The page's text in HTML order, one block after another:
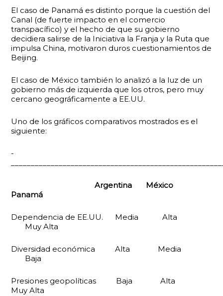
El caso de Panamá es distinto porque la cuestión del
Canal (de fuerte impacto en el comercio
transpacífico) y el hecho de que su gobierno
decidiera salirse de la Iniciativa la Franja y la Ruta que
impulsa China, motivaron duros cuestionamientos de
Beijing.
El caso de México también lo analizó a la luz de un
gobierno más de izquierda que los otros, pero muy
cercano geográficamente a EE.UU.
Uno de los gráficos comparativos mostrados es el
siguiente:
­­­­­­­­­­­­­
Argentina México
Panamá
Dependencia de EE.UU. Media Alta
Muy Alta
Diversidad económica Alta Media
Baja
Presiones geopolíticas Baja Alta
Muy Alta